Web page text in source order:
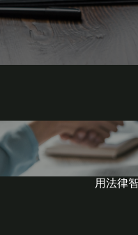
用法律